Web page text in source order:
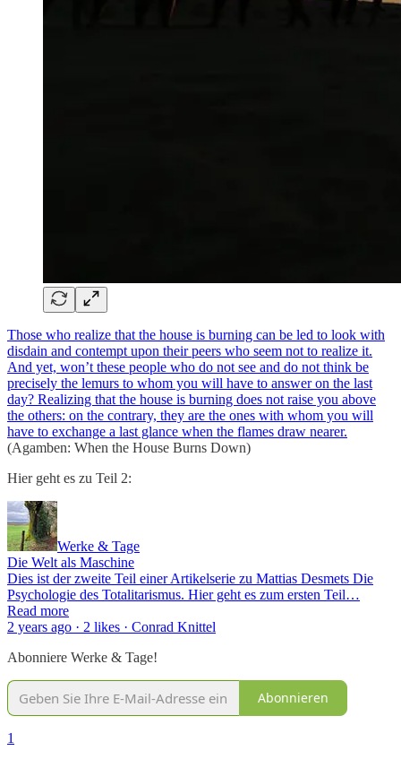
Those who realize that the house is burning can be led to look with
disdain and contempt upon their peers who seem not to realize it.
And yet, won’t these people who do not see and do not think be
precisely the lemurs to whom you will have to answer on the last
day? Realizing that the house is burning does not raise you above
the others: on the contrary, they are the ones with whom you will
have to exchange a last glance when the flames draw nearer.
(Agamben: When the House Burns Down)
Hier geht es zu Teil 2:
Werke & Tage
Die Welt als Maschine
Dies ist der zweite Teil einer Artikelserie zu Mattias Desmets Die
Psychologie des Totalitarismus. Hier geht es zum ersten Teil…
Read more
2 years ago · 2 likes · Conrad Knittel
Abonniere Werke & Tage!
Abonnieren
1